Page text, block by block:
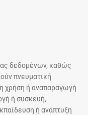
δεδομένων, καθώς
πνευματική
χρήση ή αναπαραγωγή
ή συσκευή,
ή ανάπτυξη